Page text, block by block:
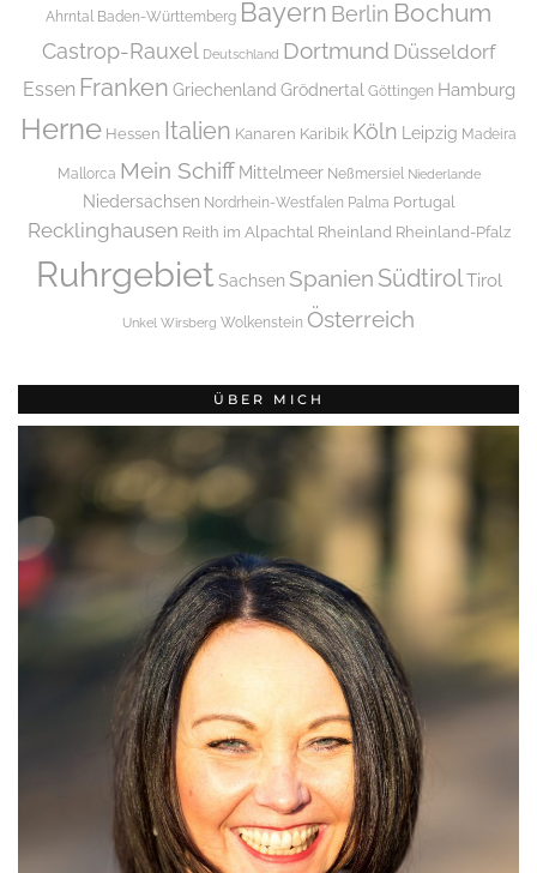
Ahrntal Baden-Württemberg Bayern Berlin Bochum
Castrop-Rauxel Deutschland Dortmund Düsseldorf
Essen Franken Griechenland Grödnertal Göttingen Hamburg
Herne Hessen Italien Kanaren Karibik Köln Leipzig Madeira
Mallorca Mein Schiff Mittelmeer Neßmersiel Niederlande
Niedersachsen Nordrhein-Westfalen Palma Portugal
Recklinghausen Reith im Alpachtal Rheinland Rheinland-Pfalz
Ruhrgebiet Sachsen Spanien SüdtirolTirol
Unkel Wirsberg Wolkenstein Österreich
ÜBER MICH